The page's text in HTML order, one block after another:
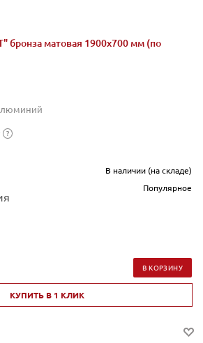
матовая 1900х700 мм (по
?
В наличии (на складе)
Популярное
В КОРЗИНУ
КУПИТЬ В 1 КЛИК